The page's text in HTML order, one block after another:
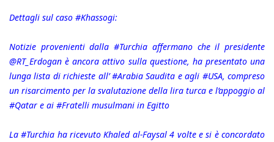
Dettagli sul caso #Khassogi:
Notizie provenienti dalla #Turchia affermano che il presidente
@RT_Erdogan è ancora attivo sulla questione, ha presentato una
lunga lista di richieste all’ #Arabia Saudita e agli #USA, compreso
un risarcimento per la svalutazione della lira turca e l’appoggio al
#Qatar e ai #Fratelli musulmani in Egitto
La #Turchia ha ricevuto Khaled al-Faysal 4 volte e si è concordato